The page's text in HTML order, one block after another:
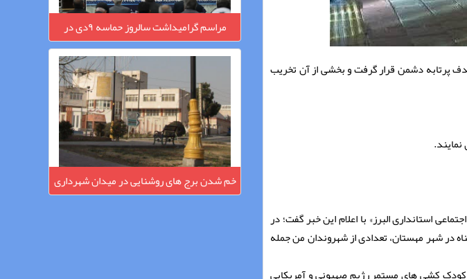
پرتابه دشمن قرار گرفت و بخشی از آن تخریب
استانداری البرز» با اعلام این خبر گفت؛ در
در شهر مهستان، تعدادی از شهروندان من جمله
کودک کشی های مستمر رژیم صهیونی و آمریکایی
مراسم گرامیداشت سالروز حماسه ۹دی در
مِهستان
خم شدن برج های روشنایی در میدان شهرداری